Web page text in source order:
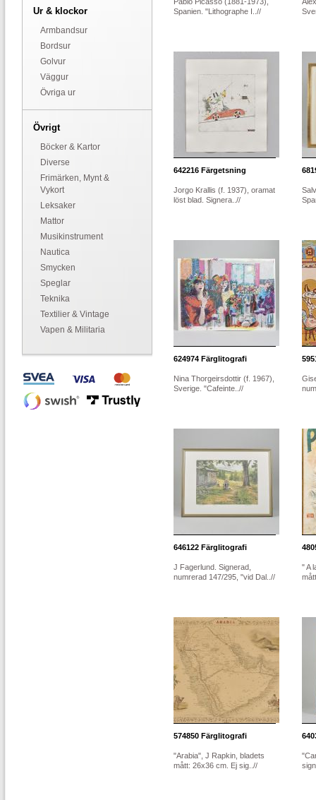
Ur & klockor
Armbandsur
Bordsur
Golvur
Väggur
Övriga ur
Övrigt
Böcker & Kartor
Diverse
Frimärken, Mynt &
Vykort
Leksaker
Mattor
Musikinstrument
Nautica
Smycken
Speglar
Teknika
Textilier & Vintage
Vapen & Militaria
Spanien. "Lithographe I..//
642216 Färgetsning
Jorgo Krallis (f. 1937), oramat
löst blad. Signera..//
624974 Färglitografi
Nina Thorgeirsdottir (f. 1967),
Sverige. "Cafeinte..//
646122 Färglitografi
J Fagerlund. Signerad,
numrerad 147/295, "vid Dal..//
" A
574850 Färglitografi
"Arabia", J Rapkin, bladets
mått: 26x36 cm. Ej sig..//